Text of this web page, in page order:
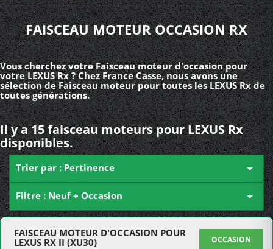
FAISCEAU MOTEUR OCCASION RX
Vous cherchez votre Faisceau moteur d'occasion pour
votre LEXUS Rx ? Chez France Casse, nous avons une
sélection de Faisceau moteur pour toutes les LEXUS Rx de
toutes générations.
Il y a 15 faisceau moteurs pour LEXUS Rx
disponibles.
Trier par : Pertinence 
Filtre : Neuf + Occasion 
FAISCEAU MOTEUR D'OCCASION POUR
LEXUS RX II (XU30)
OCCASION